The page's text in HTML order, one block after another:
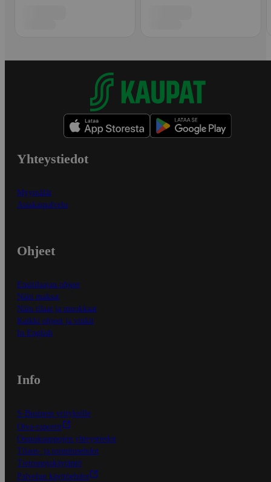
Yhteystiedot
Myymälät
Asiakaspalvelu
Ohjeet
Ensitilaajan ohjeet
Näin maksat
Näin tilaat ja muokkaat
Kaikki ohjeet ja vinkit
In English
Info
S-Business yrityksille
Oiva-raportit
Osuuskauppojen yhteystiedot
Tilaus- ja toimitusehdot
Tietosuojakäytäntö
Palvelun käyttöehdot